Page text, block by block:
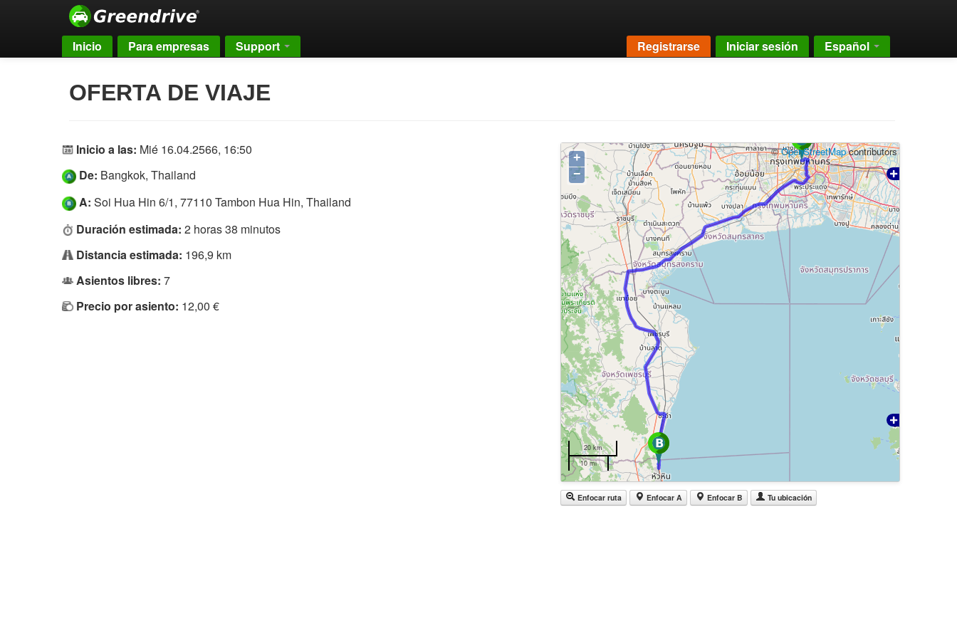
Inicio Para empresas Support Registrarse Iniciar sesión Español
OFERTA DE VIAJE
Inicio a las: Mié 16.04.2566, 16:50
De: Bangkok, Thailand
A: Soi Hua Hin 6/1, 77110 Tambon Hua Hin, Thailand
Duración estimada: 2 horas 38 minutos
Distancia estimada: 196,9 km
Asientos libres: 7
Precio por asiento: 12,00 €
+
−
©OpenStreetMapcontributors
20 km
10 mi
Enfocar ruta Enfocar A Enfocar B Tu ubicación